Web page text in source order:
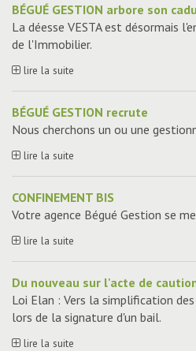
BÉGUÉ GESTION arbore son
La déesse VESTA est désormais
de l'Immobilier.
lire la suite
BÉGUÉ GESTION recrute
Nous cherchons un ou une
lire la suite
CONFINEMENT BIS
Votre agence Bégué Gestion se
lire la suite
Du nouveau sur l'acte de
Loi Elan : Vers la simplification
lors de la signature d'un bail.
lire la suite